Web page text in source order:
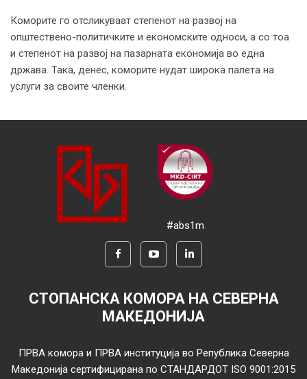
Коморите го отсликуваат степенот на развој на
општествено-политичките и економските односи, а со тоа
и степенот на развој на пазарната економија во една
држава. Така, денес, коморите нудат широка палета на
услуги за своите членки.
#abs1m
СТОПАНСКА КОМОРА НА СЕВЕРНА
МАКЕДОНИЈА
ПРВА комора и ПРВА институција во Република Северна
Македонија сертифицирана по СТАНДАРДОТ ISO 9001:2015